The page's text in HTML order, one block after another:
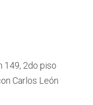
149, 2do piso
Carlos León